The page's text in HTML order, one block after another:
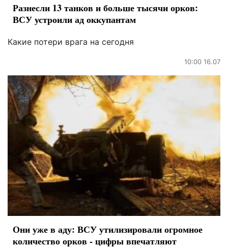
Разнесли 13 танков и больше тысячи орков:
ВСУ устроили ад оккупантам
Какие потери врага на сегодня
10:00 16.07
Они уже в аду: ВСУ утилизировали огромное
количество орков - цифры впечатляют